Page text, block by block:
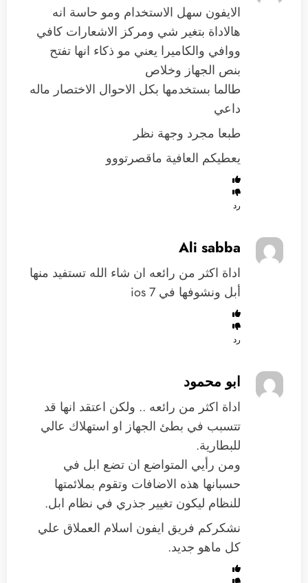
الايفون سهل الاستخدام ومو حاسة انه
هالاداة بتغير شي ومركز الاشعارات كافي
ووافي والكاميرا يعني مو ذكاء انها تفتح
بنص الجهاز وخلاص
طالما بستخدمها بكل الاحوال الاختصار ماله
داعي
طبعا مجرد وجهة نظر
يعطيكم العافية ماقصرتووو
رد
Ali sabba
اداة اكثر من رائعه ان شاء الله تستفيد منها
أبل ونشوفها في ios 7
رد
ابو محمود
اداة اكثر من رائعه .. ولكن اعتقد انها قد
تتسبب في بطئ الجهاز او استهلاك عالي
للبطارية.
ومن رأيي المتواضع ان تضع ابل في
حسبانها هذه الاضافات وتقوم بملائمتها
للنظام ليكون تغيير جذري في نظام ابل.
نشكركم فريق ايفون اسلام العملاق علي
كل ماهو جديد.